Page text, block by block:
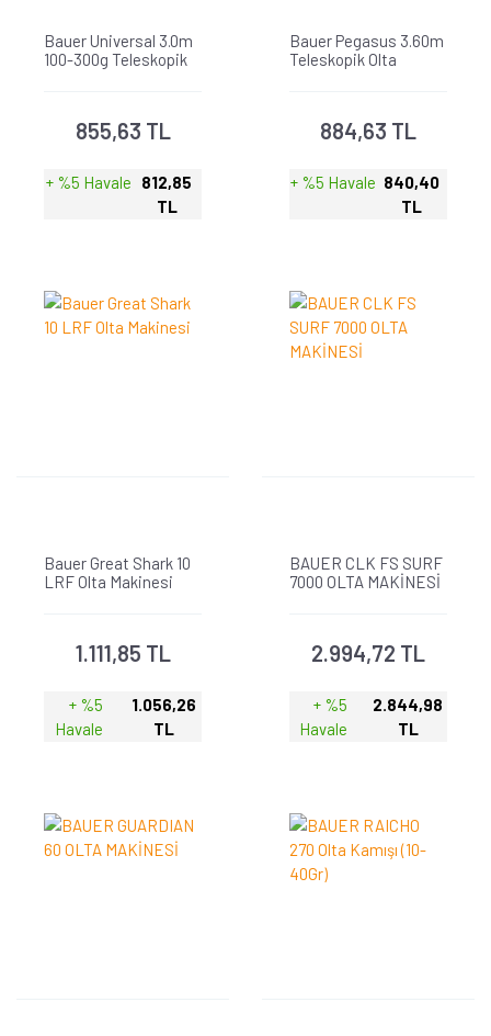
Bauer Universal 3.0m
100-300g Teleskopik
855,63 TL
+ %5 Havale
812,85
TL
Bauer Pegasus 3.60m
Teleskopik Olta
884,63 TL
+ %5 Havale 840,40
TL
Bauer Great Shark 10
LRF Olta Makinesi
1.111,85 TL
+ %5
Havale
1.056,26
TL
BAUER CLK FS SURF
7000 OLTA MAKİNESİ
2.994,72 TL
+ %5
Havale
2.844,98
TL